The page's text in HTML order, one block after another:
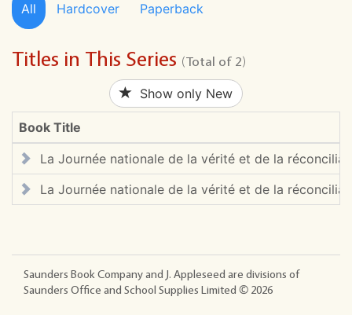
All Hardcover Paperback
Titles in This Series (Total of 2)
Show only New
Book Title
La Journée nationale de la vérité et de la
La Journée nationale de la vérité et de la
Saunders Book Company and J. Appleseed are divisions of
Saunders Office and School Supplies Limited © 2026